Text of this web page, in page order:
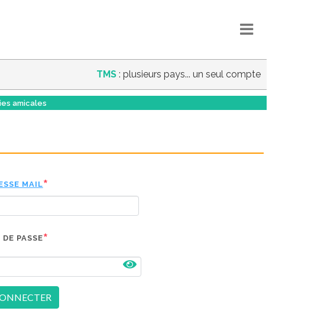
TMS : plusieurs pays... un seul compte
amicales
MAIL
PASSE